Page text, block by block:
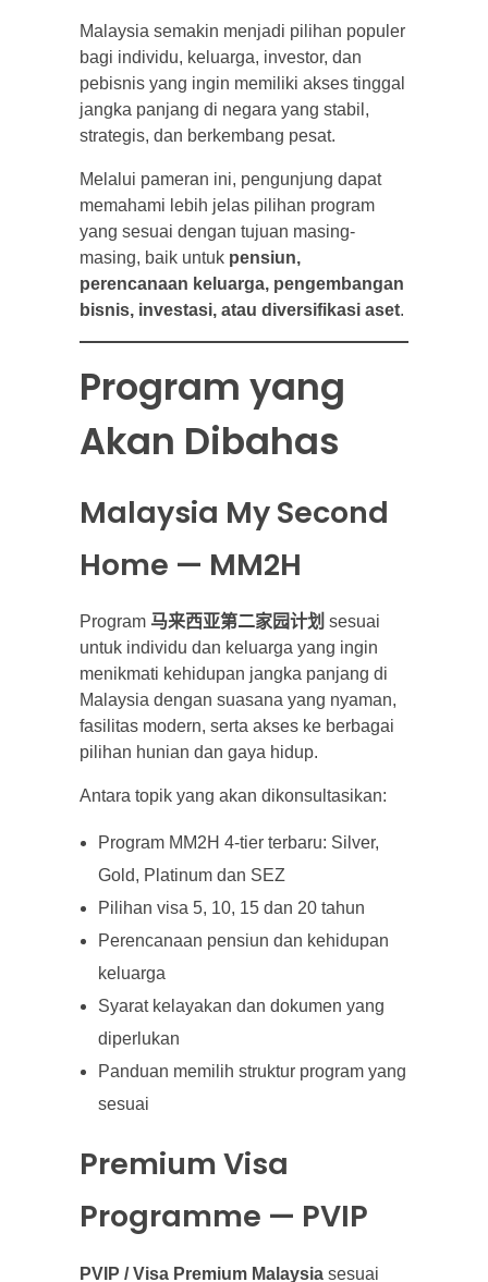
Malaysia semakin menjadi pilihan populer
bagi individu, keluarga, investor, dan
pebisnis yang ingin memiliki akses tinggal
jangka panjang di negara yang stabil,
strategis, dan berkembang pesat.
Melalui pameran ini, pengunjung dapat
memahami lebih jelas pilihan program
yang sesuai dengan tujuan masing-
masing, baik untuk pensiun,
perencanaan keluarga, pengembangan
bisnis, investasi, atau diversifikasi aset.
Program yang
Akan Dibahas
Malaysia My Second
Home — MM2H
Program 马来西亚第二家园计划 sesuai
untuk individu dan keluarga yang ingin
menikmati kehidupan jangka panjang di
Malaysia dengan suasana yang nyaman,
fasilitas modern, serta akses ke berbagai
pilihan hunian dan gaya hidup.
Antara topik yang akan dikonsultasikan:
Program MM2H 4-tier terbaru: Silver,
Gold, Platinum dan SEZ
Pilihan visa 5, 10, 15 dan 20 tahun
Perencanaan pensiun dan kehidupan
keluarga
Syarat kelayakan dan dokumen yang
diperlukan
Panduan memilih struktur program yang
sesuai
Premium Visa
Programme — PVIP
PVIP / Visa Premium Malaysiasesuai